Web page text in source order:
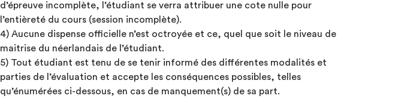
d’épreuve incomplète, l’étudiant se verra attribuer une cote nulle pour
l’entièreté du cours (session incomplète).
4) Aucune dispense officielle n’est octroyée et ce, quel que soit le niveau de
maitrise du néerlandais de l’étudiant.
5) Tout étudiant est tenu de se tenir informé des différentes modalités et
parties de l’évaluation et accepte les conséquences possibles, telles
qu’énumérées ci-dessous, en cas de manquement(s) de sa part.